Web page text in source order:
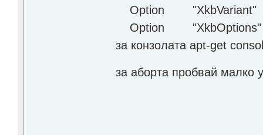
Option "XkbVariant"
Option "XkbOptions"
за конзолата apt-get
за аборта пробвай